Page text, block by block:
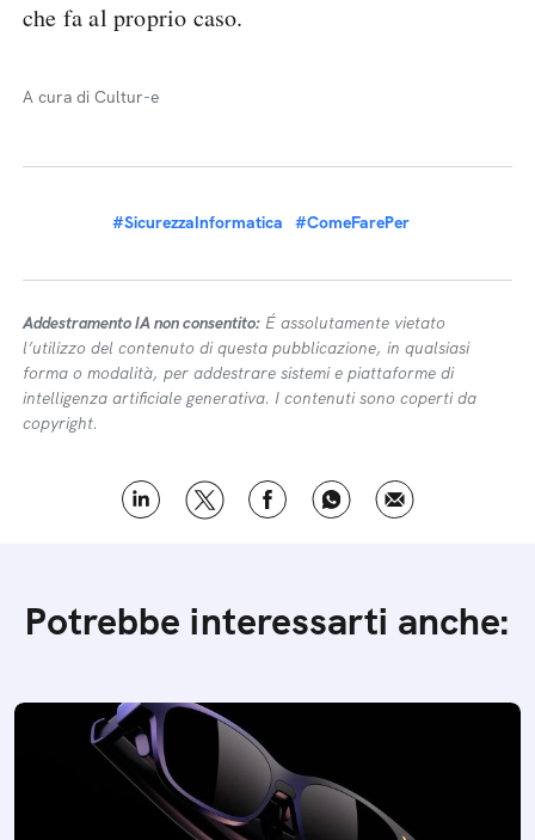
che fa al proprio caso.
A cura di Cultur-e
#SicurezzaInformatica #ComeFarePer
Addestramento IA non consentito: É assolutamente vietato
l’utilizzo del contenuto di questa pubblicazione, in qualsiasi
forma o modalità, per addestrare sistemi e piattaforme di
intelligenza artificiale generativa. I contenuti sono coperti da
copyright.
Potrebbe interessarti anche: